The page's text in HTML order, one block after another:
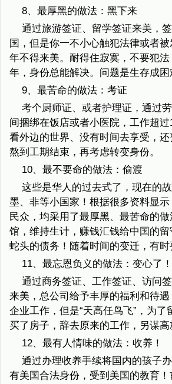
8、最厚黑的做法：黑下来
通过旅游签证、留学签证来美，
国，但是你一不小心触犯法律或者
年不得来美。耐得住寂寞，不要犯
年，身份总能解决。问题是生存成困
9、最苦命的做法：考证
考个厨师证、或者护理证，通过
间捆绑在饭店或者小医院，工作超过
看外边的世界、没有时间去享受，还
熬到工期结束，再考虑转变身份。
10、最不要命的做法：偷渡
这些是华人的过去式了，现在的
墨、非等小国家！根据很多资料显
民众，均采用了最厚黑、最苦命的
馆，维持生计，赚钱汇钱给中国的
蛇头的债务！随着时间的变迁，有时
11、最忘恩负义的做法：变心了！
通过商务签证、工作签证、访问
来美，总公司给予丰厚的福利和待
企业工作，但是“天高任鸟飞”，为了
买了房子，辞去原来的工作，另谋高
12、最有人情味的做法：收养！
通过办理收养手续将国内的孩子
有美国合法身份，受到美国的教育！